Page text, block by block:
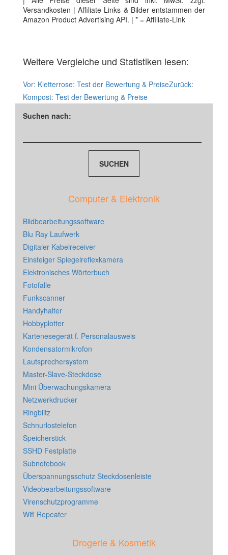
Versandkosten | Affiliate Links & Bilder entstammen der
Amazon Product Advertising API. | * = Affiliate-Link
Weitere Vergleiche und Statistiken lesen:
Vor: Kletterrose: Test der Bewertung & PreiseZurück:
Kompost: Test der Bewertung & Preise
Suchen nach:
Computer & Elektronik
Bildbearbeitungssoftware
Blu Ray Laufwerk
Digitaler Kabelreceiver
Einsteiger Spiegelreflexkamera
Elektronisches Wörterbuch
Fotofalle
Funkscanner
Handyhalter
Hobbyplotter
Kartenesegerät f. Personalausweis
Kondensatormikrofon
Lautsprechersystem
Master-Slave-Steckdose
Mini Überwachungskamera
Netzwerkdrucker
Ringblitz
Schnurlostelefon
Speicherstick
SSHD Festplatte
Subnotebook
Überspannungsschutz Steckdosenleiste
Videobearbeitungssoftware
Virenschutzprogramme
Wifi Repeater
Drogerie & Kosmetik